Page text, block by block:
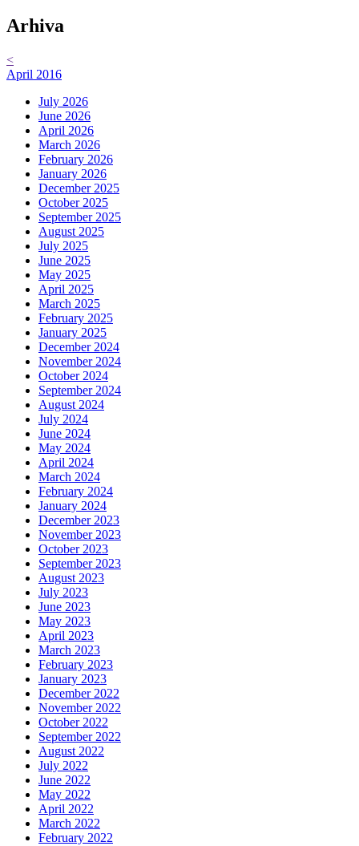
Arhiva
<
April 2016
July 2026
June 2026
April 2026
March 2026
February 2026
January 2026
December 2025
October 2025
September 2025
August 2025
July 2025
June 2025
May 2025
April 2025
March 2025
February 2025
January 2025
December 2024
November 2024
October 2024
September 2024
August 2024
July 2024
June 2024
May 2024
April 2024
March 2024
February 2024
January 2024
December 2023
November 2023
October 2023
September 2023
August 2023
July 2023
June 2023
May 2023
April 2023
March 2023
February 2023
January 2023
December 2022
November 2022
October 2022
September 2022
August 2022
July 2022
June 2022
May 2022
April 2022
March 2022
February 2022